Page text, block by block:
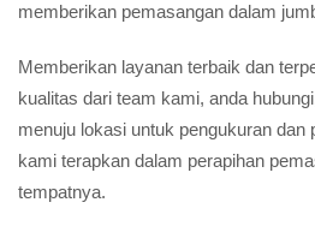
memberikan pemasangan dalam
Memberikan layanan terbaik dan
kualitas dari team kami, anda
menuju lokasi untuk pengukuran dan
kami terapkan dalam perapihan
tempatnya.